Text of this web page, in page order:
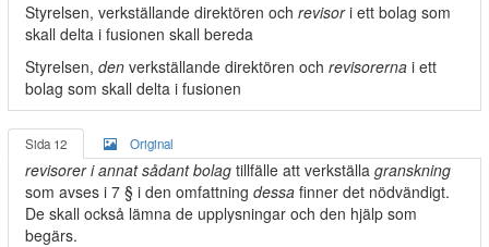
Styrelsen, verkställande direktören och revisori ett bolag som
skall delta i fusionen skall bereda
Styrelsen, den verkställande direktören och revisorerna i ett
bolag som skall delta i fusionen
Sida 12 Original
revisorer i annat sådant bolag tillfälle att verkställa granskning
som avses i 7 § i den omfattning dessa finner det nödvändigt.
De skall också lämna de upplysningar och den hjälp som
begärs.